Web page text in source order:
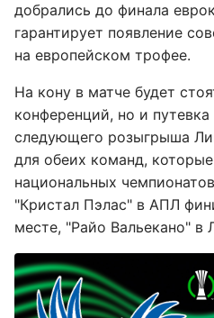
добрались до финала
гарантирует появление
на европейском трофее.
На кону в матче будет
конференций, но и
следующего розыгрыша
для обеих команд,
национальных
"Кристал Пэлас" в АПЛ
месте, "Райо Вальекано" в